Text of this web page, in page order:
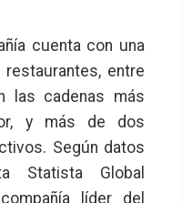
cuenta con una
entre
las cadenas más
y más de dos
Según datos
Statista Global
líder del